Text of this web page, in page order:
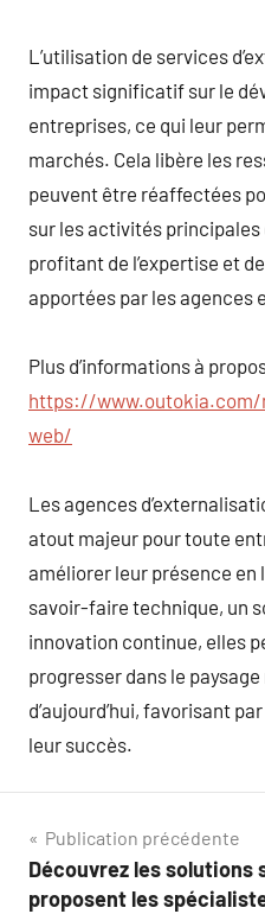
L’utilisation de services
impact significatif sur le
entreprises, ce qui leur
marchés. Cela libère les
peuvent être réaffectées
sur les activités
profitant de l’expertise et
apportées par les agences
Plus d’informations à
https://
web/
Les agences
atout majeur pour toute
améliorer leur présence en
savoir-faire technique, un
innovation continue, elles
progresser dans le
d’aujourd’hui, favorisant
leur succès.
Navigation
de
Publication précédente
Découvrez les solutions
proposent les